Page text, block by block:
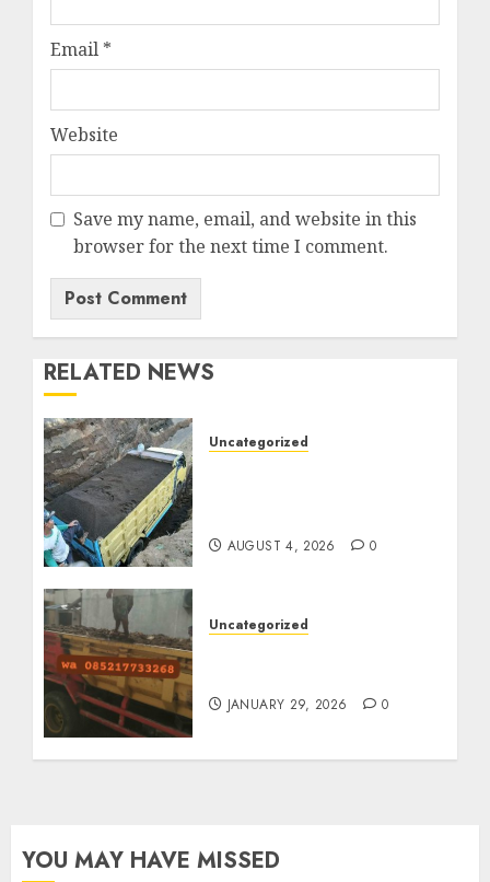
Email *
Website
Save my name, email, and website in this
browser for the next time I comment.
RELATED NEWS
Uncategorized
AUGUST 4, 2026 0
Uncategorized
JANUARY 29, 2026 0
YOU MAY HAVE MISSED